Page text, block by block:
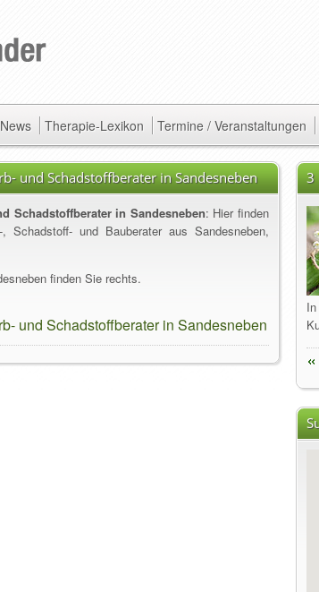
Therapie-Lexikon Termine / Veranstaltungen
und Schadstoffberater in Sandesneben
Schadstoffberater in Sandesneben: Hier finden
Schadstoff- und Bauberater aus Sandesneben,
finden Sie rechts.
und Schadstoffberater in Sandesneben
3